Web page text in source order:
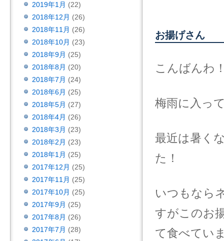
お揚げさん
こんばんわ
梅雨に入っ
最近は暑く
た！
いつもなら
すがこのお
て食べてい
2019年1月 (22)
2018年12月 (26)
2018年11月 (26)
2018年10月 (23)
2018年9月 (25)
2018年8月 (20)
2018年7月 (24)
2018年6月 (25)
2018年5月 (27)
2018年4月 (26)
2018年3月 (23)
2018年2月 (23)
2018年1月 (25)
2017年12月 (25)
2017年11月 (25)
2017年10月 (25)
2017年9月 (25)
2017年8月 (26)
2017年7月 (28)